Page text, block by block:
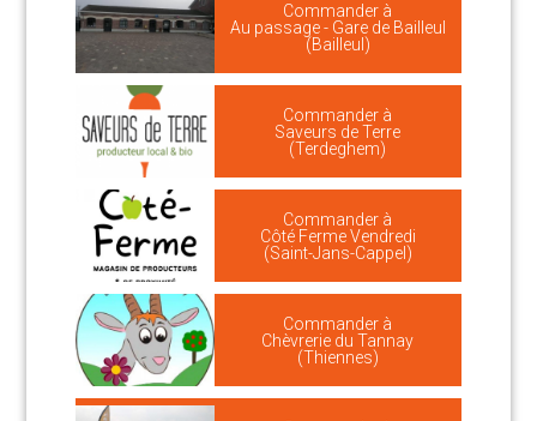
Commander à
Au passage - Gare de Bailleul
(Bailleul)
Commander à
Saveurs de Terre
(Terdeghem)
Commander à
Côté Ferme Vendredi
(Saint-Jans-Cappel)
Commander à
Chèvrerie du Tannay
(Thiennes)